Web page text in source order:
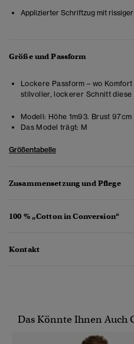
Applizierter Schriftzug mit
Größe und Passform
Lockere Passform – wo
stilvoller, lockerer Schnitt diese
Modell: Höhe 1m93. Brust 97cm
Das Model trägt: M
Größentabelle
Zusammensetzung und Pflege
100 % „Cotton in Conversion“
Kontakt
Das Könnte Ihnen Auch